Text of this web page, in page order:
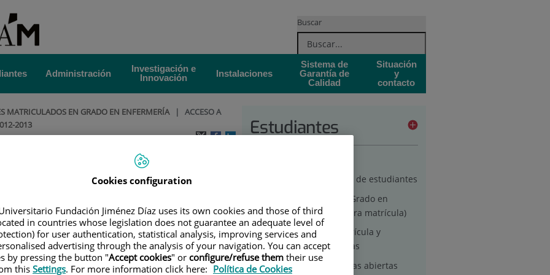
Buscar
Administración
Investigación e
Innovación
Instalaciones
Sistema de
Garantía de
Calidad
Situación
y
contacto
MATRICULADOS EN GRADO EN ENFERMERÍA | ACCESO A
2013
2012-2013
Estudiantes
Acceso y admisión de estudiantes
Matriculación en Grado en
Enfermería (primera matrícula)
Anulación de matrícula y
devolución de tasas
Jornadas de puertas abiertas
Cookies configuration
Fundación Jiménez Díaz uses its own cookies and those of third
in countries whose legislation does not guarantee an adequate level of
for user authentication, statistical analysis, improving services and
advertising through the analysis of your navigation. You can accept
by pressing the button "Accept cookies" or configure/refuse them their use
thisSettings. For more information click here: Política de Cookies